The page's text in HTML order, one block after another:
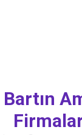
Bartın